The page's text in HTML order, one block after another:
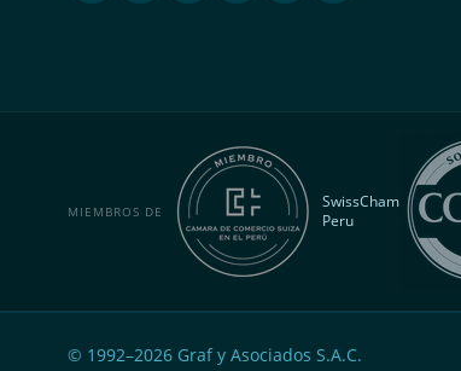
MIEMBROS DE
SwissCham
Peru
© 1992–2026 Graf y Asociados S.A.C.